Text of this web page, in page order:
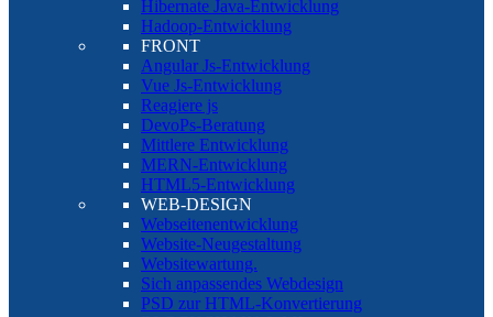
Hibernate Java-Entwicklung
Hadoop-Entwicklung
FRONT
Angular Js-Entwicklung
Vue Js-Entwicklung
Reagiere js
DevoPs-Beratung
Mittlere Entwicklung
MERN-Entwicklung
HTML5-Entwicklung
WEB-DESIGN
Webseitenentwicklung
Website-Neugestaltung
Websitewartung.
Sich anpassendes Webdesign
PSD zur HTML-Konvertierung